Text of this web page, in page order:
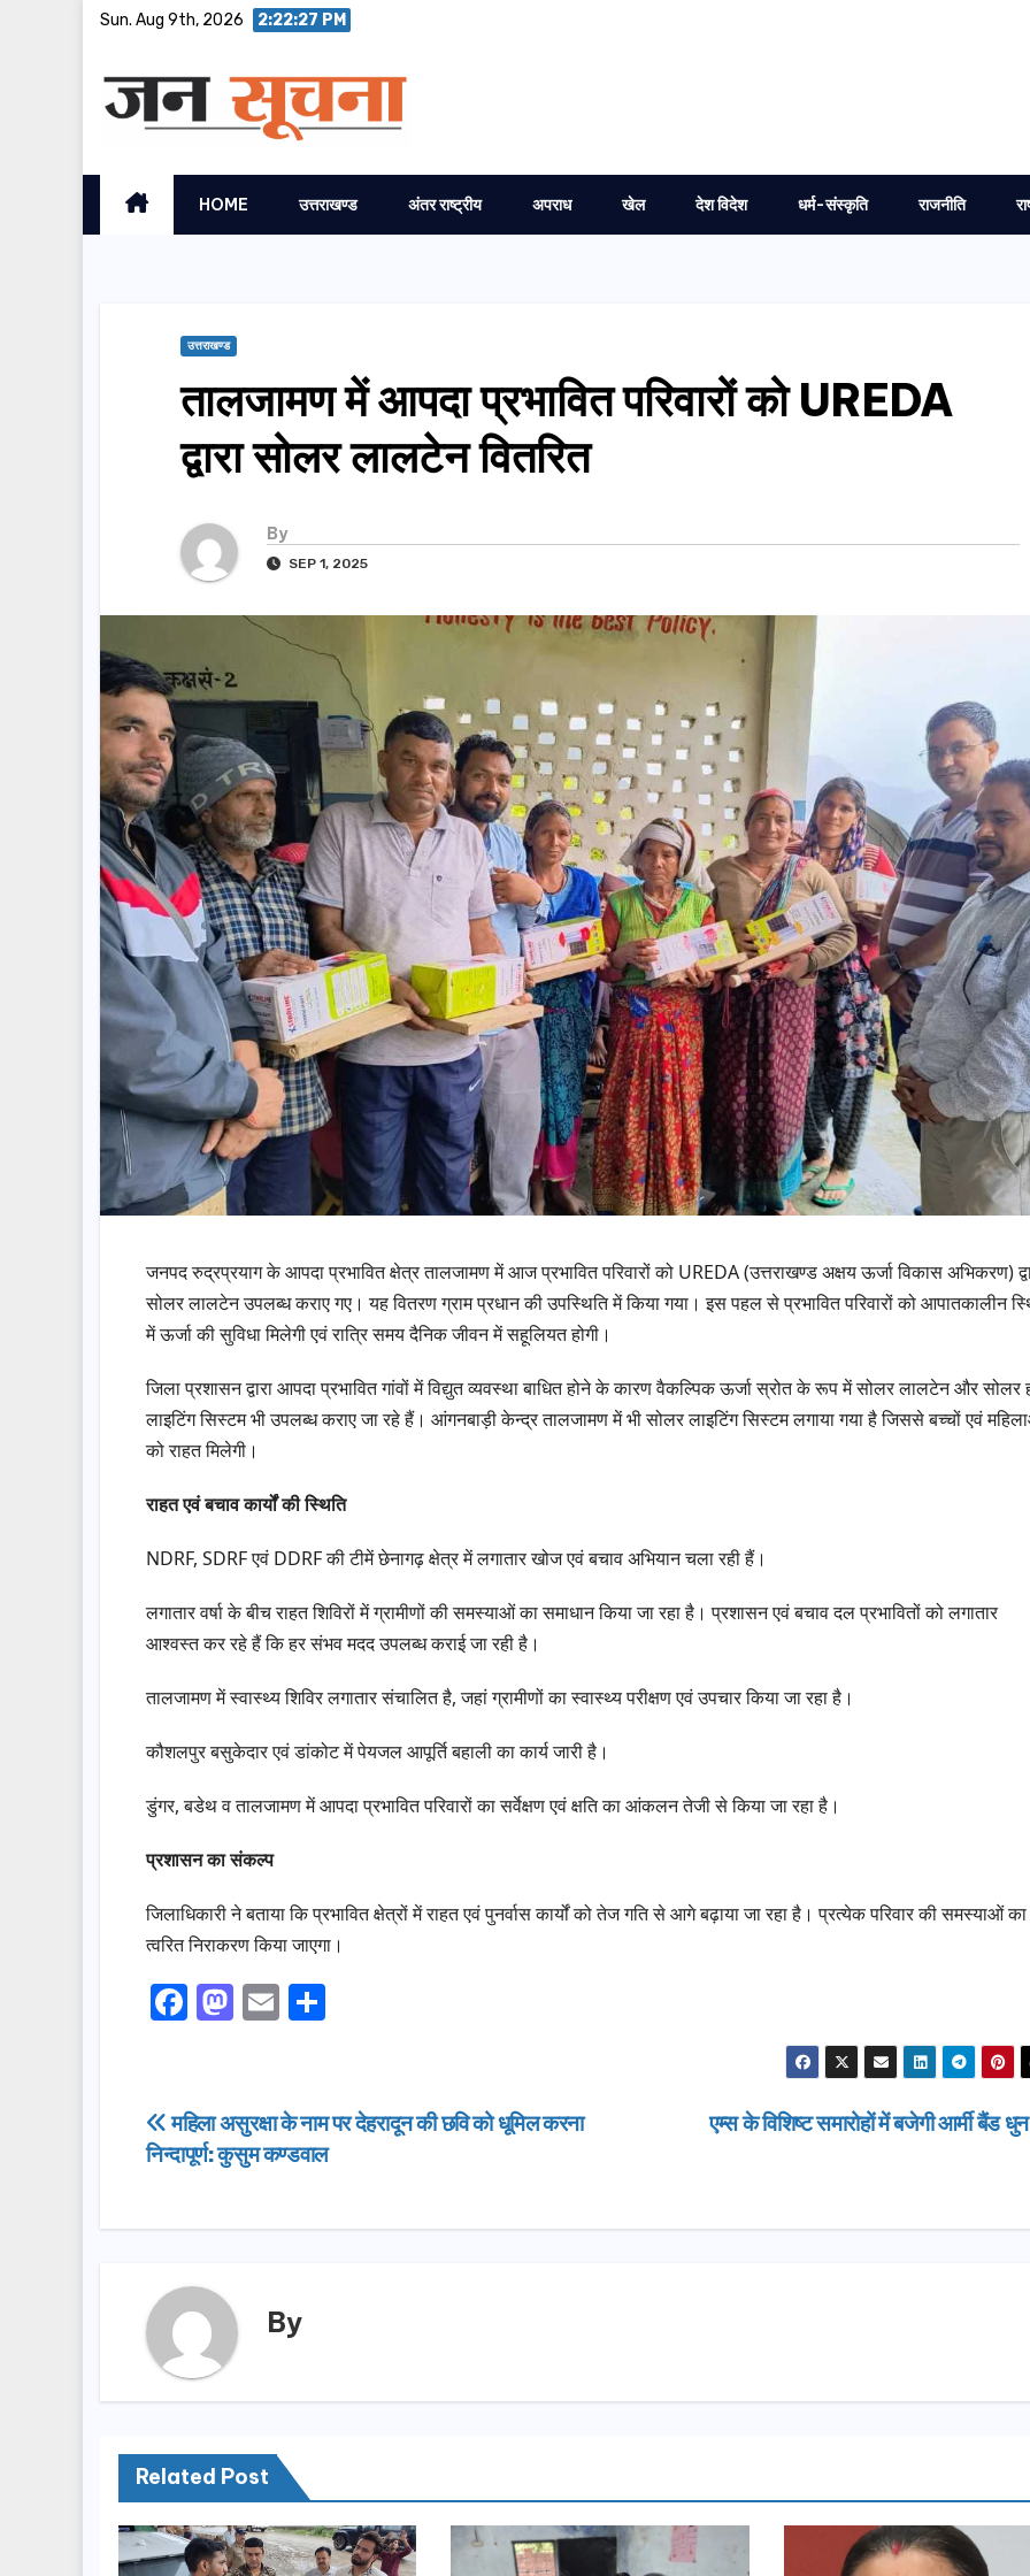
Sun. Aug 9th, 2026 2:22:28 PM
HOME उत्तराखण्ड अंतर राष्ट्रीय अपराध खेल देश विदेश धर्म-संस्कृति राजनीति
उत्तराखण्ड
तालजामण में आपदा प्रभावित परिवारों को UREDA
द्वारा सोलर लालटेन वितरित
By
SEP 1, 2025
जनपद रुद्रप्रयाग के आपदा प्रभावित क्षेत्र तालजामण में आज प्रभावित परिवारों को UREDA (उत्तराखण्ड अक्षय ऊर्जा विकास अभिकरण)
सोलर लालटेन उपलब्ध कराए गए। यह वितरण ग्राम प्रधान की उपस्थिति में किया गया। इस पहल से प्रभावित परिवारों को आपातकालीन
में ऊर्जा की सुविधा मिलेगी एवं रात्रि समय दैनिक जीवन में सहूलियत होगी।
जिला प्रशासन द्वारा आपदा प्रभावित गांवों में विद्युत व्यवस्था बाधित होने के कारण वैकल्पिक ऊर्जा स्रोत के रूप में सोलर लालटेन और सोलर
लाइटिंग सिस्टम भी उपलब्ध कराए जा रहे हैं। आंगनबाड़ी केन्द्र तालजामण में भी सोलर लाइटिंग सिस्टम लगाया गया है जिससे बच्चों एवं
को राहत मिलेगी।
राहत एवं बचाव कार्यों की स्थिति
NDRF, SDRF एवं DDRF की टीमें छेनागढ़ क्षेत्र में लगातार खोज एवं बचाव अभियान चला रही हैं।
लगातार वर्षा के बीच राहत शिविरों में ग्रामीणों की समस्याओं का समाधान किया जा रहा है। प्रशासन एवं बचाव दल प्रभावितों को लगातार
आश्वस्त कर रहे हैं कि हर संभव मदद उपलब्ध कराई जा रही है।
तालजामण में स्वास्थ्य शिविर लगातार संचालित है, जहां ग्रामीणों का स्वास्थ्य परीक्षण एवं उपचार किया जा रहा है।
कौशलपुर बसुकेदार एवं डांकोट में पेयजल आपूर्ति बहाली का कार्य जारी है।
डुंगर, बडेथ व तालजामण में आपदा प्रभावित परिवारों का सर्वेक्षण एवं क्षति का आंकलन तेजी से किया जा रहा है।
प्रशासन का संकल्प
जिलाधिकारी ने बताया कि प्रभावित क्षेत्रों में राहत एवं पुनर्वास कार्यों को तेज गति से आगे बढ़ाया जा रहा है। प्रत्येक परिवार की समस्याओं का
त्वरित निराकरण किया जाएगा।
F
e
b
o
M
o
d
n
E
e
Post
navigation
एम्स के विशिष्ट समारोहों में बजेगी आर्मी बैंड धुन
महिला असुरक्षा के नाम पर देहरादून की छवि को धूमिल करना
निन्दापूर्ण: कुसुम कण्डवाल
By
Related Post
डीएम ने किया निरीक्षण…